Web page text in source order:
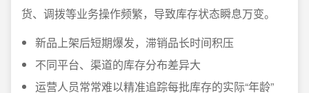
货、调拨等业务操作频繁，导致库存状态瞬息万变。
新品上架后短期爆发，滞销品长时间积压
不同平台、渠道的库存分布差异大
运营人员常常难以精准追踪每批库存的实际“年龄”